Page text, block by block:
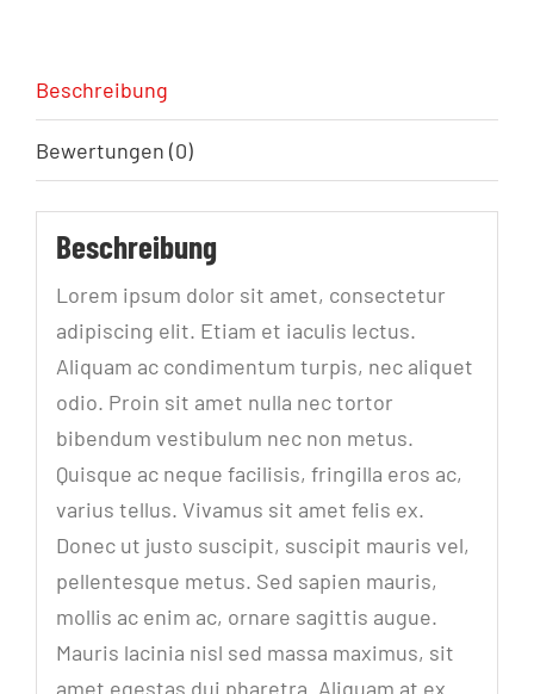
Beschreibung
Bewertungen (0)
Beschreibung
Lorem ipsum dolor sit amet, consectetur
adipiscing elit. Etiam et iaculis lectus.
Aliquam ac condimentum turpis, nec aliquet
odio. Proin sit amet nulla nec tortor
bibendum vestibulum nec non metus.
Quisque ac neque facilisis, fringilla eros ac,
varius tellus. Vivamus sit amet felis ex.
Donec ut justo suscipit, suscipit mauris vel,
pellentesque metus. Sed sapien mauris,
mollis ac enim ac, ornare sagittis augue.
Mauris lacinia nisl sed massa maximus, sit
amet egestas dui pharetra. Aliquam at ex